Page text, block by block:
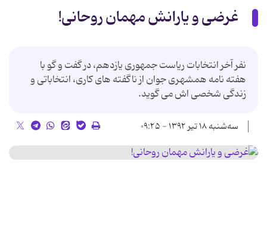
غرضی و یارانش مهمان روحانی!
نفر آخر انتخابات ریاست جمهوری یازدهم، در گفت و گو با
هفته نامه همشهری جوان از ناگفته های کاری، انتخاباتی و
زندگی شخصی اش می گوید.
سه‌شنبه ۱۸ تیر ۱۳۹۲ - ۰۹:۲۵